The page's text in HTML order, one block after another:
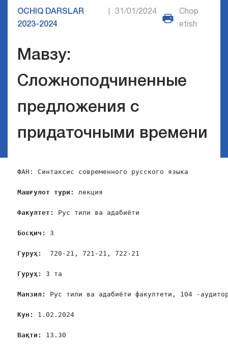
OCHIQ DARSLAR
2023-2024
31/01/2024
Chop
etish
Мавзу:
Сложноподчиненные
предложения с
придаточными времени
ФАН: Синтаксис современного русского языка
Машғулот тури: лекция
Факултет: Рус тили ва адабиёти
Босқич: 3
Гуруҳ: 720-21, 721-21, 722-21
Гуруҳ: 3 та
Манзил: Рус тили ва адабиёти факултети, 104 -
Кун: 1.02.2024
Вақти: 13.30